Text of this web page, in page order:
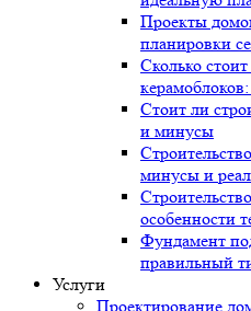
Проекты
планировки
Сколько
Стоит ли
и минусы
минусы и
особенности
Фундамент
правильный
Услуги
Проектирование